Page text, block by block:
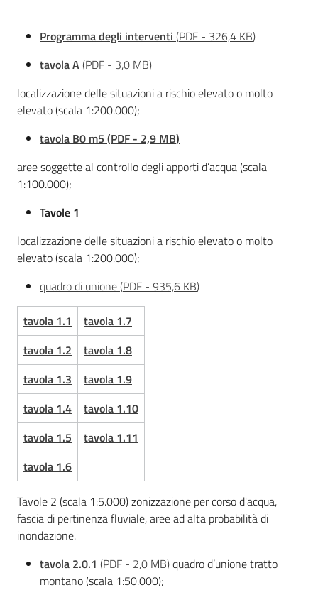
Programma degli interventi (PDF - 326,4 KB)
tavola A(PDF - 3,0 MB)
localizzazione delle situazioni a rischio elevato o molto
elevato (scala 1:200.000);
tavola B0 m5 (PDF - 2,9 MB)
aree soggette al controllo degli apporti d’acqua (scala
1:100.000);
Tavole 1
localizzazione delle situazioni a rischio elevato o molto
elevato (scala 1:200.000);
quadro di unione(PDF - 935,6 KB)
tavola 1.1
tavola 1.7
tavola 1.2
tavola 1.8
tavola 1.3
tavola 1.9
tavola 1.4
tavola 1.10
tavola 1.5
tavola 1.11
tavola 1.6
Tavole 2 (scala 1:5.000) zonizzazione per corso d'acqua,
fascia di pertinenza fluviale, aree ad alta probabilità di
inondazione.
tavola 2.0.1 (PDF - 2,0 MB)quadro d’unione tratto
montano (scala 1:50.000);